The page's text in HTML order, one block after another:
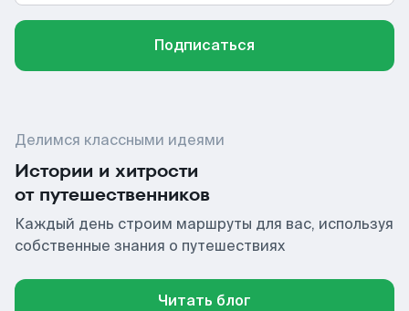
Подписаться
Делимся классными идеями
Истории и хитрости
от путешественников
Каждый день строим маршруты для вас, используя
собственные знания о путешествиях
Читать блог